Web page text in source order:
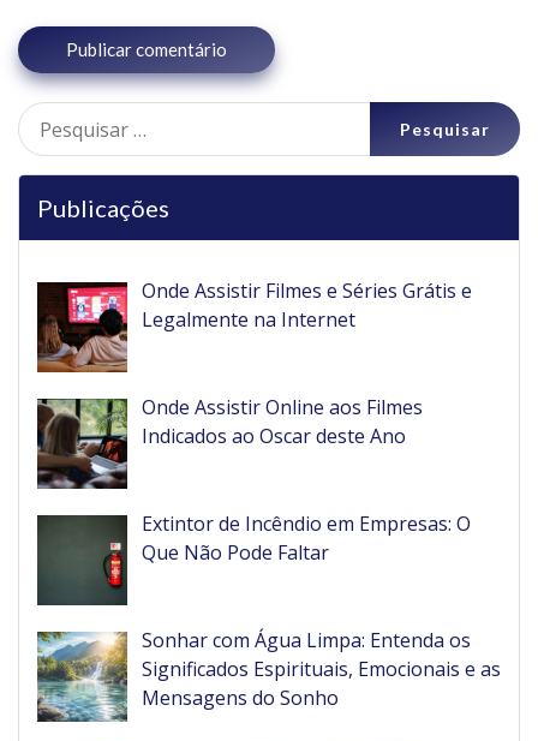
Pesquisar
por:
Publicações
Onde Assistir Filmes e Séries Grátis e
Legalmente na Internet
Onde Assistir Online aos Filmes
Indicados ao Oscar deste Ano
Extintor de Incêndio em Empresas: O
Que Não Pode Faltar
Sonhar com Água Limpa: Entenda os
Significados Espirituais, Emocionais e as
Mensagens do Sonho